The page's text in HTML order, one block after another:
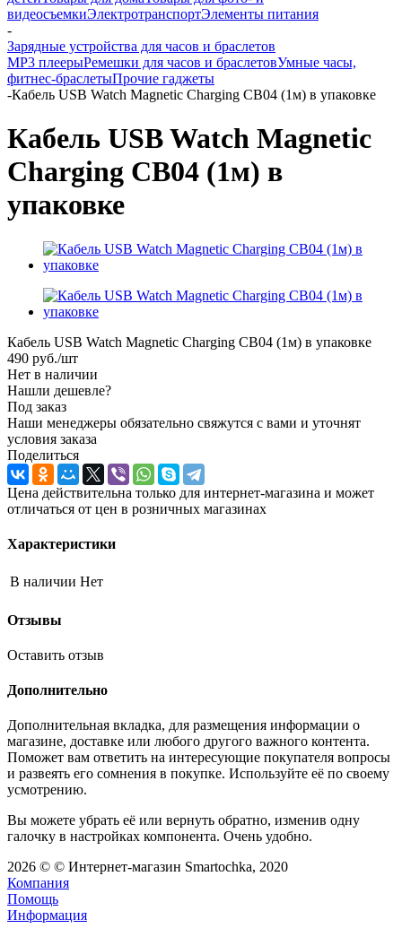
видеосъемкиЭлектротранспортЭлементы питания
-
Зарядные устройства для часов и браслетов
MP3 плеерыРемешки для часов и браслетовУмные часы,
фитнес-браслетыПрочие гаджеты
-Кабель USB Watch Magnetic Charging CB04 (1м) в упаковке
Кабель USB Watch Magnetic
Charging CB04 (1м) в
упаковке
Кабель USB Watch Magnetic Charging CB04 (1м) в упаковке
490 руб./шт
Нет в наличии
Нашли дешевле?
Под заказ
Наши менеджеры обязательно свяжутся с вами и уточнят
условия заказа
Поделиться
Цена действительна только для интернет-магазина и может
отличаться от цен в розничных магазинах
Характеристики
В наличии Нет
Отзывы
Оставить отзыв
Дополнительно
Дополнительная вкладка, для размещения информации о
магазине, доставке или любого другого важного контента.
Поможет вам ответить на интересующие покупателя вопросы
и развеять его сомнения в покупке. Используйте её по своему
усмотрению.
Вы можете убрать её или вернуть обратно, изменив одну
галочку в настройках компонента. Очень удобно.
2026 © © Интернет-магазин Smartochka, 2020
Компания
Помощь
Информация